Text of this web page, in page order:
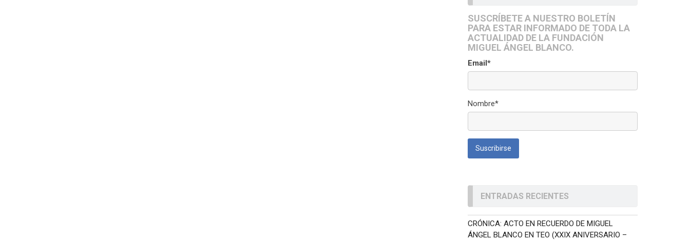
SUSCRÍBETE A NUESTRO BOLETÍN
PARA ESTAR INFORMADO DE TODA LA
ACTUALIDAD DE LA FUNDACIÓN
MIGUEL ÁNGEL BLANCO.
Email*
Nombre*
ENTRADAS RECIENTES
CRÓNICA: ACTO EN RECUERDO DE MIGUEL
ÁNGEL BLANCO EN TEO (XXIX ANIVERSARIO –